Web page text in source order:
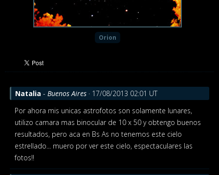
Orion
Natalia - Buenos Aires · 17/08/2013 02:01 UT
Por ahora mis unicas astrofotos son solamente lunares,
utilizo camara mas binocular de 10 x 50 y obtengo buenos
resultados, pero aca en Bs As no tenemos este cielo
estrellado... muero por ver este cielo, espectaculares las
fotos!!